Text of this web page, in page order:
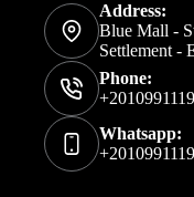
Address:
Blue Mall -
Settlement -
Phone:
Whatsapp: